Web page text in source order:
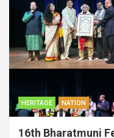
HERITAGE NATION
16th Bharatmuni